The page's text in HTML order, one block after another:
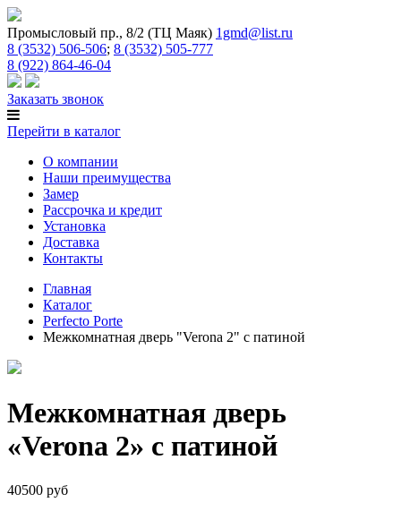
Промысловый пр., 8/2 (ТЦ Маяк) 1gmd@list.ru
8 (3532) 506-506; 8 (3532) 505-777
8 (922) 864-46-04
Заказать звонок
Перейти в каталог
О компании
Наши преимущества
Замер
Рассрочка и кредит
Установка
Доставка
Контакты
Главная
Каталог
Perfecto Porte
Межкомнатная дверь "Verona 2" с патиной
Межкомнатная дверь
«Verona 2» с патиной
40500 руб